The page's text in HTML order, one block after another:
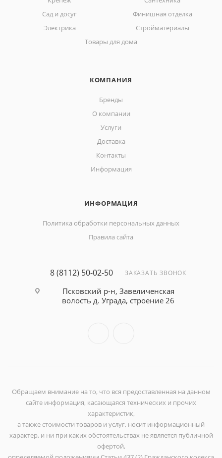
Сад и досуг
Финишная отделка
Электрика
Стройматериалы
Товары для дома
КОМПАНИЯ
Бренды
О компании
Услуги
Доставка
Контакты
Информация
ИНФОРМАЦИЯ
Политика обработки персональных данных
Правила сайта
8 (8112) 50-02-50 ЗАКАЗАТЬ ЗВОНОК
Псковский р-н, Завеличенская
волость д. Уграда, строение 26
Обращаем внимание на то, что вся предоставленная на данном
сайте информация, касающаяся технических и прочих
характеристик,
а также стоимости товаров и услуг, носит информационный
характер, и ни при каких обстоятельствах не является публичной
офертой,